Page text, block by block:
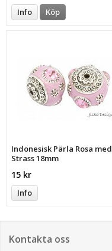
Info Köp
Indonesisk Pärla Rosa med
Strass 18mm
15 kr
Info
Kontakta oss